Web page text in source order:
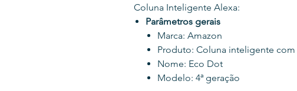
Coluna Inteligente Alexa:
Parâmetros gerais
Marca: Amazon
Produto: Coluna inteligente com
Nome: Eco Dot
Modelo: 4ª geração